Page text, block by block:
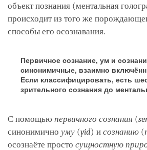
объект познания (ментальная
происходит из того же
способы его осознавания.
Первичное сознание, ум и
синонимичные, взаимно
Если классифицировать, есть
зрительного сознания до
С помощью первичного сознания (
синонимично уму (yid) и сознанию (
осознаёте просто сущностную